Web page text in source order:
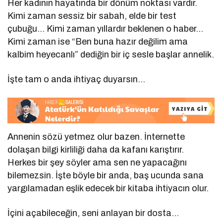
Her kadının hayatında bir dönüm noktası vardır.
Kimi zaman sessiz bir sabah, elde bir test
çubuğu… Kimi zaman yıllardır beklenen o haber…
Kimi zaman ise “Ben buna hazır değilim ama
kalbim heyecanlı” dediğin bir iç sesle başlar annelik.
İşte tam o anda ihtiyaç duyarsın…
Annenin sözü yetmez olur bazen. İnternette
dolaşan bilgi kirliliği daha da kafanı karıştırır.
Herkes bir şey söyler ama sen ne yapacağını
bilemezsin. İşte böyle bir anda, baş ucunda sana
yargılamadan eşlik edecek bir kitaba ihtiyacın olur.
İçini açabileceğin, seni anlayan bir dosta…